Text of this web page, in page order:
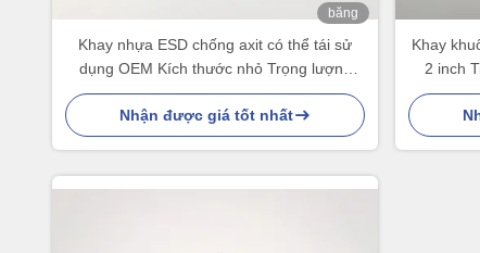
băng
Khay nhựa ESD chống axit có thể tái sử
dụng OEM Kích thước nhỏ Trọng lượng
nhẹ
Nhận được giá tốt nhất
Khay
2 inch